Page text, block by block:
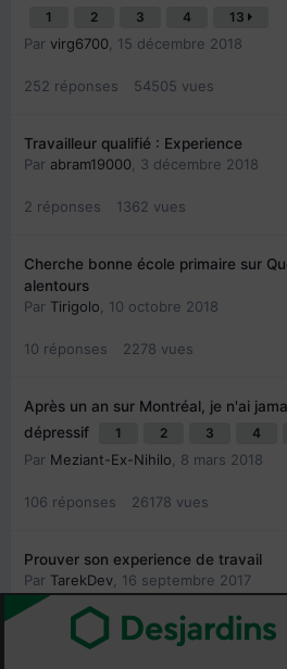
1 2 3 4 13
Par virg6700 15 décembre 2018
252 réponses 54505 vues
Travailleur qualifié : Experience
Par abram19000 3 décembre 2018
2 réponses 1362 vues
Cherche bonne école primaire sur
alentours
Par Tirigolo 10 octobre 2018
10 réponses 2278 vues
Après un an sur Montréal, je n'ai
dépressif
1 2 3 4
Par Meziant-Ex-Nihilo 8 mars 2018
106 réponses 26178 vues
Prouver son experience de travail
Par TarekDev 16 septembre 2017
réponses 2511 vues